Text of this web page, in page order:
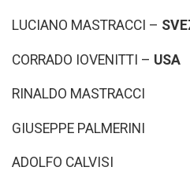
LUCIANO MASTRACCI –
CORRADO IOVENITTI – USA
RINALDO MASTRACCI
GIUSEPPE PALMERINI
ADOLFO CALVISI